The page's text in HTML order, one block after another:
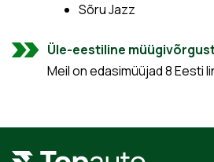
Sõru Jazz
Üle-eestiline
Meil on edasimüüjad 8 Eesti